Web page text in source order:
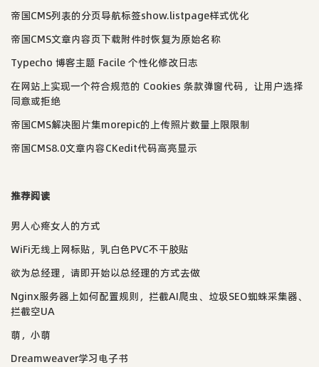
帝国CMS列表的分页导航标签show.listpage样式优化
帝国CMS文章内容页下载附件时恢复为原始名称
Typecho 博客主题 Facile 个性化修改日志
在网站上实现一个符合规范的 Cookies 条款弹窗代码，让用户选择
同意或拒绝
帝国CMS解决图片集morepic的上传照片数量上限限制
帝国CMS8.0文章内容CKedit代码高亮显示
推荐阅读
男人心疼女人的方式
WiFi无线上网标贴，乳白色PVC不干胶贴
欲为总经理，请即开始以总经理的方式去做
Nginx服务器上如何配置规则，拦截AI爬虫、垃圾SEO蜘蛛采集器、
拦截空UA
萌，小萌
Dreamweaver学习电子书